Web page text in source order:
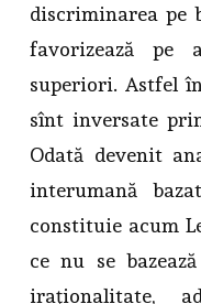
discriminarea pe
favorizează pe
superiori. Astfel
sînt inversate
Odată devenit
interumană
constituie acum
ce nu se
iraţionalitate,